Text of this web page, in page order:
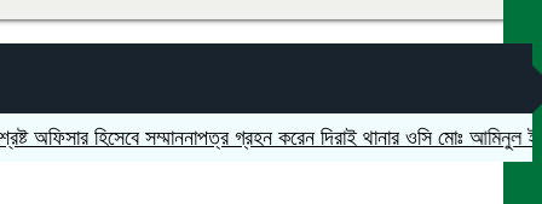
হিসেবে সম্মাননাপত্র গ্রহন করেন দিরাই থানার ওসি মোঃ আমিনুল ইসলাম